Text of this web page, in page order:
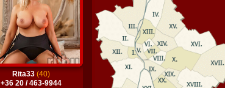
Rita33 (40)
+36 20 / 463-9944